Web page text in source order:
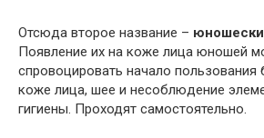
Отсюда второе название –
Появление их на коже лица юношей
спровоцировать начало пользования
коже лица, шее и несоблюдение
гигиены. Проходят самостоятельно.